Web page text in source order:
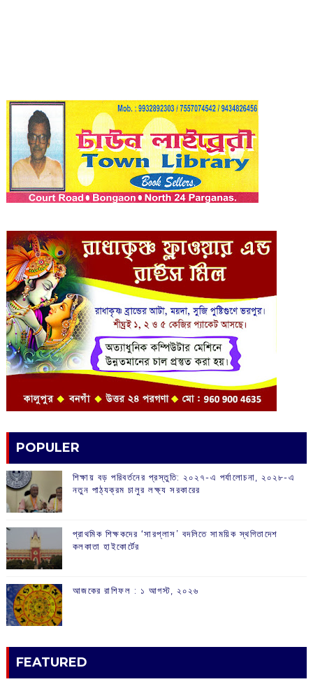
POPULER
শিক্ষায় বড় পরিবর্তনের প্রস্তুতি: ২০২৭-এ পর্যালোচনা, ২০২৮-এ
নতুন পাঠ্যক্রম চালুর লক্ষ্য সরকারের
প্রাথমিক শিক্ষকদের ‘সারপ্লাস’ বদলিতে সাময়িক স্থগিতাদেশ
কলকাতা হাইকোর্টের
আজকের রাশিফল :‌ ‌‌১ আগস্ট, ২০২৬
FEATURED